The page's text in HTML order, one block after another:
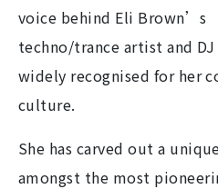
voice behind Eli Brown’s
techno/trance artist and DJ
widely recognised for her
culture.
She has carved out a
amongst the most